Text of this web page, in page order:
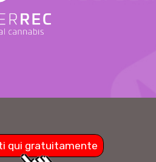
qui gratuitamente